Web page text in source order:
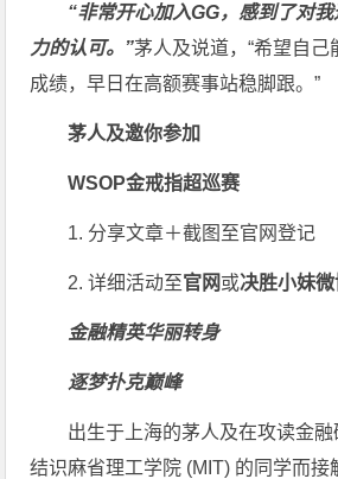
“非常开心加入GG，感到了对
力的认可。”茅人及说道，“希望自
成绩，早日在高额赛事站稳脚跟。”
茅人及邀你参加
WSOP金戒指超巡赛
1. 分享文章＋截图至官网登记
2. 详细活动至官网或决胜小妹
金融精英华丽转身
逐梦扑克巅峰
出生于上海的茅人及在攻读金
结识麻省理工学院 (MIT) 的同学而接